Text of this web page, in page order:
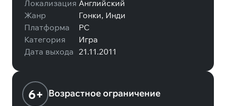
Локализация Английский
Жанр
Гонки, Инди
Платформа
PC
Категория
Игра
Дата выхода 21.11.2011
6+ Возрастное ограничение